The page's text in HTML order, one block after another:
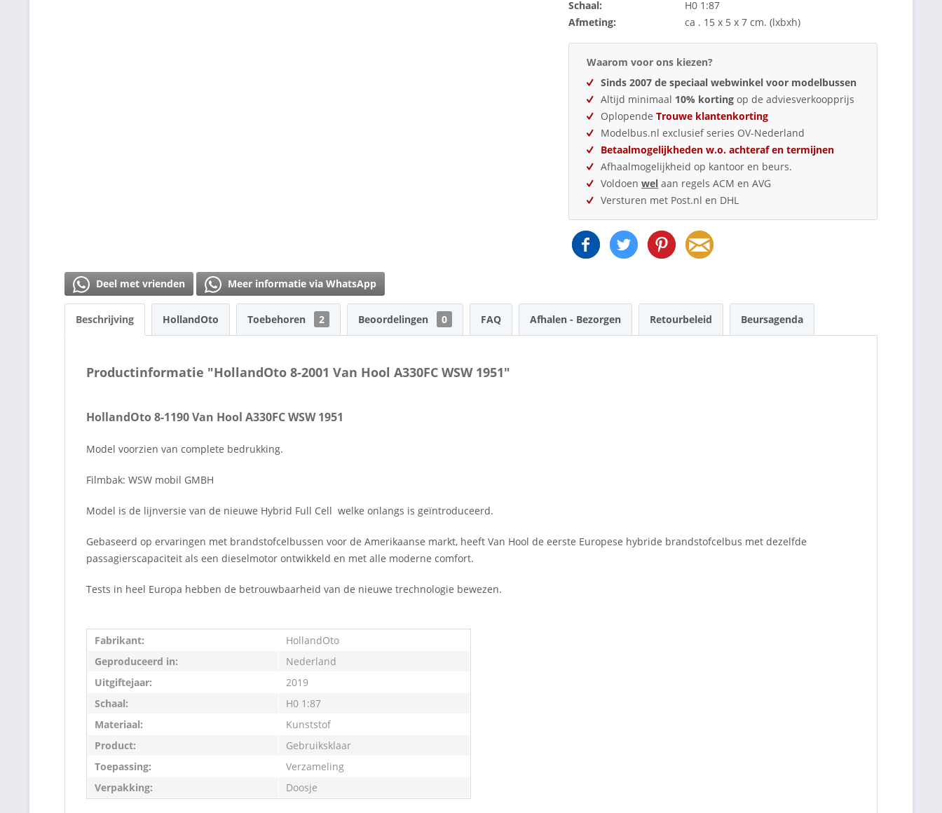
Schaal:
H0 1:87
Afmeting:
ca . 15 x 5 x 7 cm. (lxbxh)
Waarom voor ons kiezen?
Sinds 2007 de speciaal webwinkel voor modelbussen
Altijd minimaal 10% kortingop de adviesverkoopprijs
OplopendeTrouwe klantenkorting
Modelbus.nl exclusief series OV-Nederland
Betaalmogelijkheden w.o. achteraf en termijnen
Afhaalmogelijkheid op kantoor en beurs.
Voldoenwel aan regels ACM en AVG
Versturen met Post.nl en DHL
Deel met vrienden Meer informatie via WhatsApp
Beschrijving HollandOto Toebehoren 2 Beoordelingen 0 FAQ Afhalen - Bezorgen Retourbeleid Beursagenda
Productinformatie "HollandOto 8-2001 Van Hool A330FC WSW 1951"
HollandOto 8-1190 Van Hool A330FC WSW 1951
Model voorzien van complete bedrukking.
Filmbak: WSW mobil GMBH
Model is de lijnversie van de nieuwe Hybrid Full Cell welke onlangs is geïntroduceerd.
Gebaseerd op ervaringen met brandstofcelbussen voor de Amerikaanse markt, heeft Van Hool de eerste Europese hybride brandstofcelbus met dezelfde
passagierscapaciteit als een dieselmotor ontwikkeld en met alle moderne comfort.
Tests in heel Europa hebben de betrouwbaarheid van de nieuwe trechnologie bewezen.
Fabrikant:
HollandOto
Geproduceerd in:
Nederland
Uitgiftejaar:
2019
Schaal:
H0 1:87
Materiaal:
Kunststof
Product:
Gebruiksklaar
Toepassing:
Verzameling
Verpakking:
Doosje